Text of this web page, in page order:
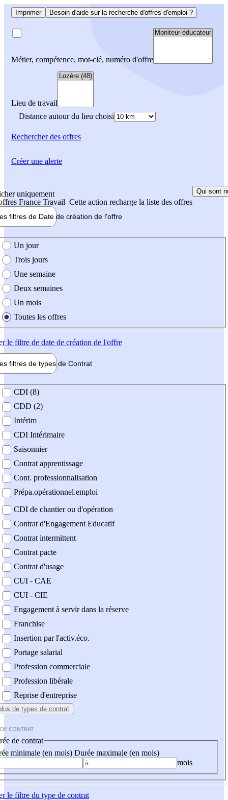
Imprimer Besoin d'aide sur la recherche d'offres d'emploi ?
Métier, compétence, mot-clé, numéro d'offre
Lieu de travail
Distance autour du lieu choisi
Rechercherdes offres
uniquement
France Travail Cette action recharge la liste des offres
Qui sont
filtres de Date de création de l'offre
création de l'offre
Un jour
Trois jours
Une semaine
Deux semaines
Un mois
Toutes les offres
le filtre de date de création de l'offre
filtres de types de Contrat
contrat
CDI (8)
CDD (2)
Intérim
CDI Intérimaire
Saisonnier
Contrat apprentissage
Cont. professionnalisation
Prépa.opérationnel.emploi
CDI de chantier ou d'opération
Contrat d'Engagement Educatif
Contrat intermittent
Contrat pacte
Contrat d'usage
CUI - CAE
CUI - CIE
Engagement à servir dans la réserve
Franchise
Insertion par l'activ.éco.
Portage salarial
Profession commerciale
Profession libérale
Reprise d'entreprise
de types de contrat
CONTRAT
de contrat
minimale (en mois) Durée maximale (en mois)
mois
le filtre du type de contrat
Créer une alerte